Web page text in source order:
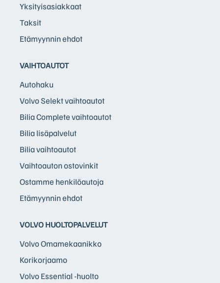
Yksityisasiakkaat
Taksit
Etämyynnin ehdot
VAIHTOAUTOT
Autohaku
Volvo Selekt vaihtoautot
Bilia Complete vaihtoautot
Bilia lisäpalvelut
Bilia vaihtoautot
Vaihtoauton ostovinkit
Ostamme henkilöautoja
Etämyynnin ehdot
VOLVO HUOLTOPALVELUT
Volvo Omamekaanikko
Korikorjaamo
Volvo Essential -huolto